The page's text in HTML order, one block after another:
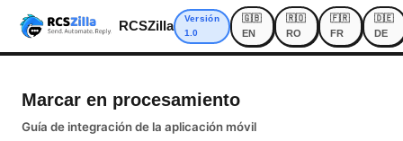
RCSZilla
Versión
1.0
🇬🇧
EN
🇷🇴
RO
🇫🇷
FR
🇩🇪
DE
Marcar en procesamiento
Guía de integración de la aplicación móvil